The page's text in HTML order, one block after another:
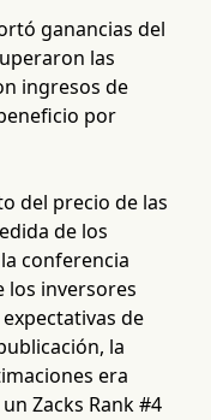
ganancias del
las
ingresos de
por
del precio de las
de los
conferencia
los inversores
de
la
era
Zacks Rank #4